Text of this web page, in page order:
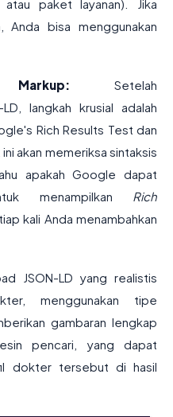
paket layanan). Jika
Anda bisa menggunakan
Setelah
langkah krusial adalah
Rich Results Test dan
akan memeriksa sintaksis
apakah Google dapat
menampilkan Rich
kali Anda menambahkan
JSON-LD yang realistis
menggunakan tipe
gambaran lengkap
pencari, yang dapat
dokter tersebut di hasil